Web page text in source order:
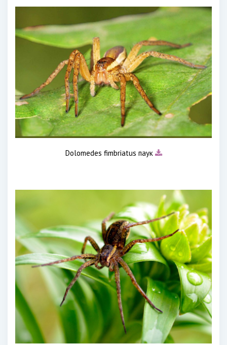
Dolomedes fimbriatus паук